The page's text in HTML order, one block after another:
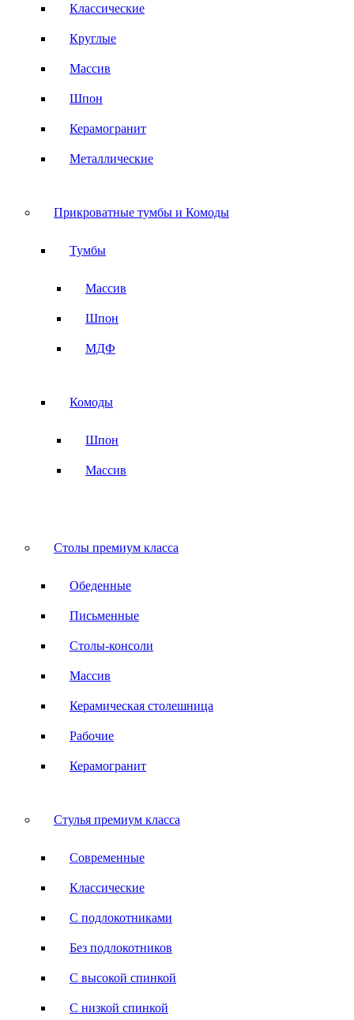
Классические
Круглые
Массив
Шпон
Керамогранит
Металлические
Прикроватные тумбы и Комоды
Тумбы
Массив
Шпон
МДФ
Комоды
Шпон
Массив
Столы премиум класса
Обеденные
Письменные
Столы-консоли
Массив
Керамическая столешница
Рабочие
Керамогранит
Стулья премиум класса
Современные
Классические
С подлокотниками
Без подлокотников
С высокой спинкой
С низкой спинкой